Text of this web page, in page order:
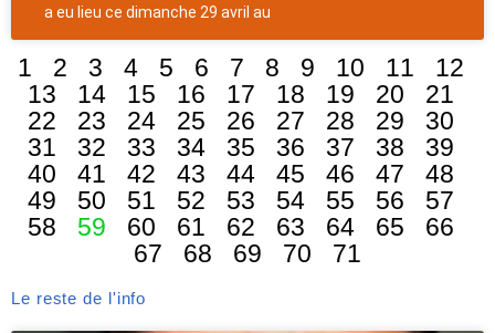
a eu lieu ce dimanche 29 avril au
1 2 3 4 5 6 7 8 9 10 11
12
13
14 15 16 17 18 19 20
21
22
23 24 25 26 27 28 29
30
31
32 33 34 35 36 37 38
39
40
41 42 43 44 45 46 47
48
49
50 51 52 53 54 55 56
57
58
59 60 61 62 63 64 65
66
67
68 69 70 71
Le reste de l'info